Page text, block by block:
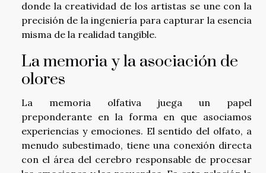
donde la creatividad de los artistas se une con la
precisión de la ingeniería para capturar la esencia
misma de la realidad tangible.
La memoria y la asociación de
olores
La memoria olfativa juega un papel
preponderante en la forma en que asociamos
experiencias y emociones. El sentido del olfato, a
menudo subestimado, tiene una conexión directa
con el área del cerebro responsable de procesar